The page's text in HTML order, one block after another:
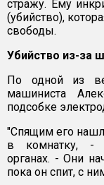
стражу. Ему
(убийство),
свободы.
Убийство из-за
По одной из
машиниста
подсобке
"Спящим его
в комнатку, -
органах. - Они
пока он спит, с